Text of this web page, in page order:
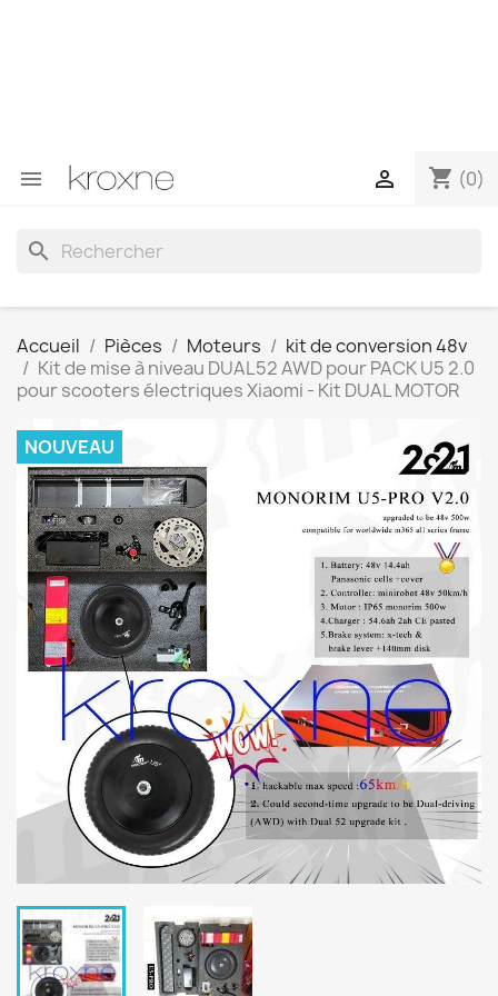
 shopping_cart (0)

search
Accueil Pièces Moteurs
kit de conversion 48v
Kit de mise à niveau DUAL52 AWD pour PACK U5 2.0
pour scooters électriques Xiaomi - Kit DUAL MOTOR
NOUVEAU